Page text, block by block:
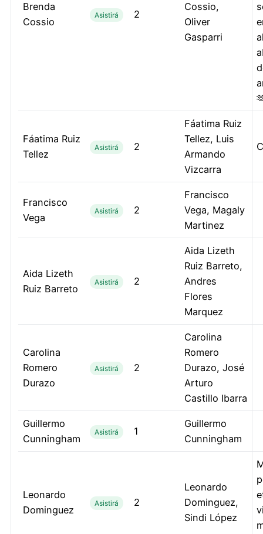
Brenda
Cossio
Asistirá 2
Cossio,
Oliver
Gasparri
Fáatima Ruiz
Tellez
Asistirá 2
Fáatima Ruiz
Tellez, Luis
Armando
Vizcarra
Francisco
Vega
Asistirá 2
Francisco
Vega, Magaly
Martinez
Aida Lizeth
Ruiz Barreto
Asistirá 2
Aida Lizeth
Ruiz Barreto,
Andres
Flores
Marquez
Carolina
Romero
Durazo
Asistirá 2
Carolina
Romero
Durazo, José
Arturo
Castillo Ibarra
Guillermo
Cunningham
Asistirá 1
Guillermo
Cunningham
Leonardo
Dominguez
Asistirá 2
Leonardo
Dominguez,
Sindi López